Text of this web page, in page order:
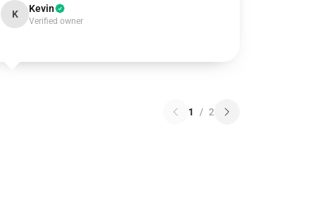
K Kevin
Verified owner
1 / 2